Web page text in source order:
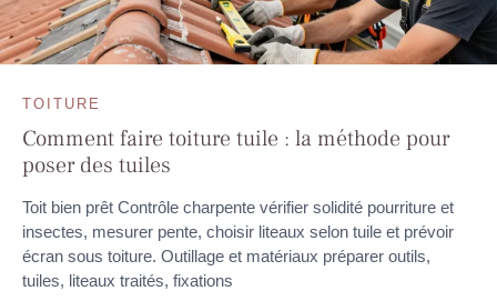
TOITURE
Comment faire toiture tuile : la méthode pour
poser des tuiles
Toit bien prêt Contrôle charpente vérifier solidité pourriture et
insectes, mesurer pente, choisir liteaux selon tuile et prévoir
écran sous toiture. Outillage et matériaux préparer outils,
tuiles, liteaux traités, fixations